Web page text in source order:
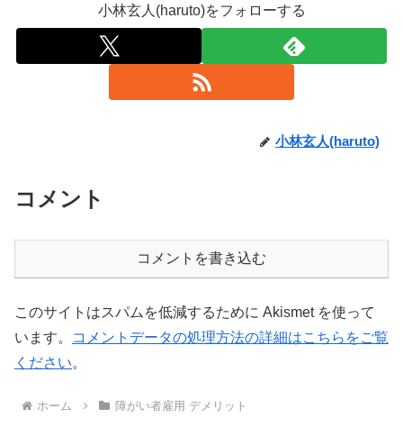
小林玄人(haruto)をフォローする
小林玄人(haruto)
コメント
コメントを書き込む
このサイトはスパムを低減するために Akismet を使って
います。
コメントデータの処理方法の詳細はこちらをご覧
ください。
ホーム 障がい者雇用 デメリット